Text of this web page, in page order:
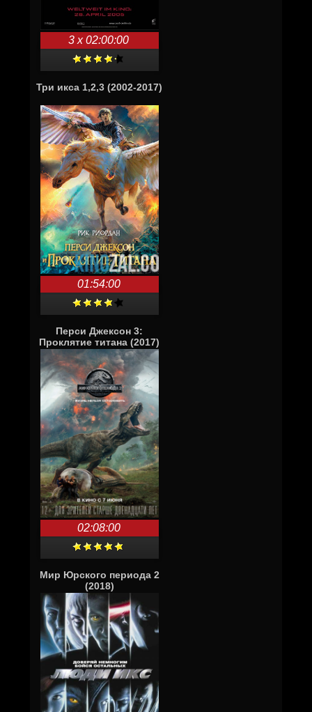
3 x 02:00:00
Три икса 1,2,3 (2002-2017)
01:54:00
Перси Джексон 3:
Проклятие титана (2017)
02:08:00
Мир Юрского периода 2
(2018)